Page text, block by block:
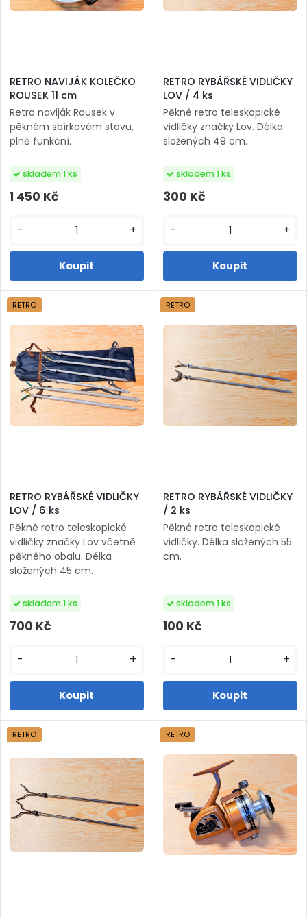
RETRO NAVIJÁK KOLEČKO
ROUSEK 11 cm
Retro naviják Rousek v
pěkném sbírkovém stavu,
plně funkční.
1 450 Kč
skladem 1 ks
- +
RETRO RYBÁŘSKÉ VIDLIČKY
LOV / 4 ks
Pěkné retro teleskopické
vidličky značky Lov. Délka
složených 49 cm.
300 Kč
skladem 1 ks
- +
RETRO RYBÁŘSKÉ VIDLIČKY
LOV / 6 ks
Pěkné retro teleskopické
vidličky značky Lov včetně
pěkného obalu. Délka
složených 45 cm.
700 Kč
skladem 1 ks
- +
RETRO
RETRO RYBÁŘSKÉ VIDLIČKY
/ 2 ks
Pěkné retro teleskopické
vidličky. Délka složených 55
cm.
100 Kč
skladem 1 ks
- +
RETRO
RETRO RETRO